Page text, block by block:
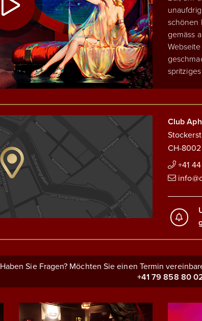
schönen
gemäss
Club
CH-
+41
Haben Sie Fragen? Möchten Sie einen Termin
+41 79 858 80